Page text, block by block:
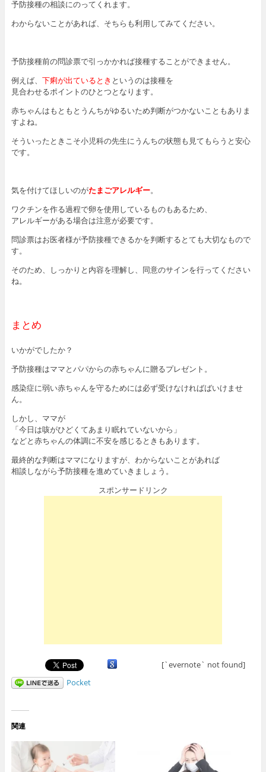
予防接種の相談にのってくれます。
わからないことがあれば、そちらも利用してみてください。
予防接種前の問診票で引っかかれば接種することができません。
例えば、 下痢が出ているとき というのは接種を
見合わせるポイントのひとつとなります。
赤ちゃんはもともとうんちがゆるいため判断がつかないこともありま
すよね。
そういったときこそ小児科の先生にうんちの状態も見てもらうと安心
です。
気を付けてほしいのがたまごアレルギー。
ワクチンを作る過程で卵を使用しているものもあるため、
アレルギーがある場合は注意が必要です。
問診票はお医者様が予防接種できるかを判断するとても大切なもので
す。
そのため、しっかりと内容を理解し、同意のサインを行ってください
ね。
まとめ
いかがでしたか？
予防接種はママとパパからの赤ちゃんに贈るプレゼント。
感染症に弱い赤ちゃんを守るためには必ず受けなければばいけませ
ん。
しかし、ママが
「今日は咳がひどくてあまり眠れていないから」
などと赤ちゃんの体調に不安を感じるときもあります。
最終的な判断はママになりますが、わからないことがあれば
相談しながら予防接種を進めていきましょう。
スポンサードリンク
[`evernote` not found]
Pocket
関連